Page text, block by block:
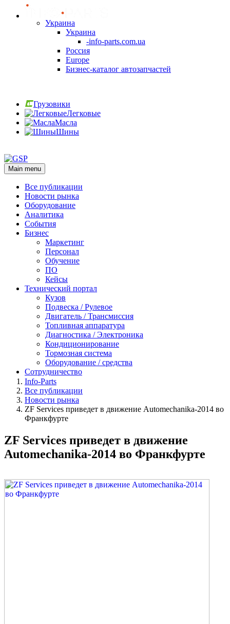
Украина
Украина
-info-parts.com.ua
Россия
Europe
Бизнес-каталог автозапчастей
Грузовики
Легковые
Масла
Шины
Main menu
Все публикации
Новости рынка
Оборудование
Аналитика
События
Бизнес
Маркетинг
Персонал
Обучение
ПО
Кейсы
Технический портал
Кузов
Подвеска / Рулевое
Двигатель / Трансмиссия
Топливная аппаратура
Диагностика / Электроника
Кондиционирование
Тормозная система
Оборудование / средства
Сотрудничество
Info-Parts
Все публикации
Новости рынка
ZF Services приведет в движение Automechanika-2014 во
Франкфурте
ZF Services приведет в движение
Automechanika-2014 во Франкфурте